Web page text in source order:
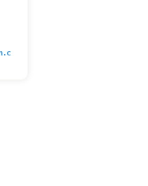
japan.dream.arts/